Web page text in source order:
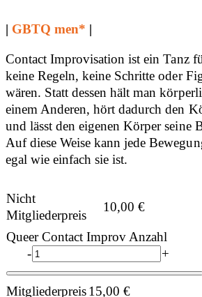
| GBTQ men* |
Contact Improvisation ist ein Tanz
keine Regeln, keine Schritte oder
wären. Statt dessen hält man
einem Anderen, hört dadurch den
und lässt den eigenen Körper seine
Auf diese Weise kann jede
egal wie einfach sie ist.
Nicht
Mitgliederpreis
10,00€
Queer Contact Improv Anzahl
-
+
Mitgliederpreis15,00€